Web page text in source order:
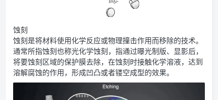
蚀刻
蚀刻是将材料使用化学反应或物理撞击作用而移除的技术。
通常所指蚀刻也称光化学蚀刻，指通过曝光制版、显影后，
将要蚀刻区域的保护膜去除，在蚀刻时接触化学溶液，达到
溶解腐蚀的作用，形成凹凸或者镂空成型的效果。